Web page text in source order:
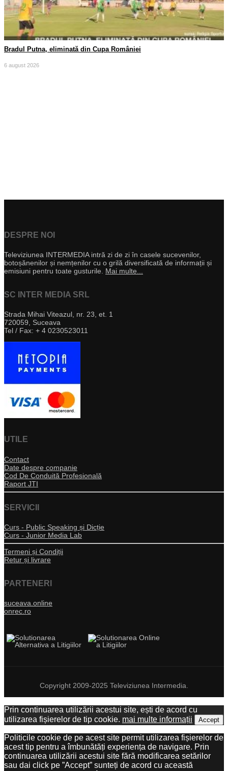
Bradul Putna, eliminată din Cupa României
6 august 2026
DESPRE NOI
Televiziunea INTERMEDIA intră zi de zi în casele sucevenilor,
botoșănenilor și nemțenilor cu o grilă diversificată de informații și
emisiuni pentru toate gusturile. Mai multe...
SC INTER MEDIA SRL
Strada Mihai Viteazul, nr. 23, et. 1
720059, Suceava
Tel / Fax: + 4 0230523011
UTILE
Contact
Date despre companie
Cod De Conduită Profesională
Raport JTI
SERVICII
Curs - Public Speaking și Dicție
Curs - Junior Media Lab
Termeni și Condiții
Retur și livrare
PARTENERI
suceava.online
onrec.ro
Copyright 2009-2025 Televiziunea Intermedia.
Prin continuarea utilizării acestui site, ești de acord cu
utilizarea fișierelor de tip cookie. mai multe informații Accept
Politicile cookie de pe acest site permit utilizarea fișierelor de
acest tip pentru a îmbunătăți experiența de navigare. Prin
continuarea utilizării acestui site fără modificarea setărilor
sau dai click pe ”Accept” sunteți de acord cu această